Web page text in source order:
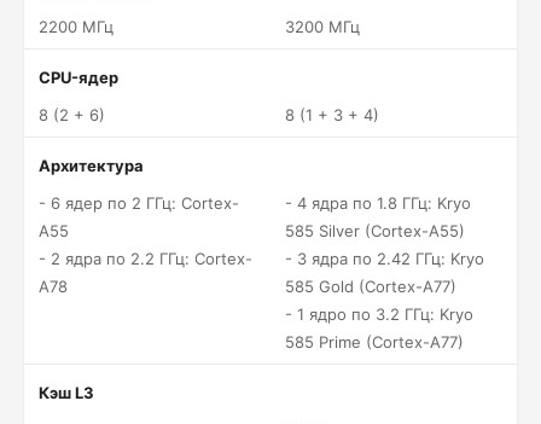
2200 МГц
3200 МГц
CPU-ядер
8 (2 + 6)
8 (1 + 3 + 4)
Архитектура
- 6 ядер по 2 ГГц: Cortex-
A55
- 2 ядра по 2.2 ГГц: Cortex-
A78
- 4 ядра по 1.8 ГГц: Kryo
585 Silver (Cortex-A55)
- 3 ядра по 2.42 ГГц: Kryo
585 Gold (Cortex-A77)
- 1 ядро по 3.2 ГГц: Kryo
585 Prime (Cortex-A77)
Кэш L3